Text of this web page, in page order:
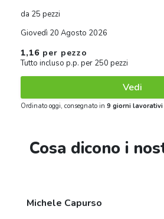
da 25 pezzi
Giovedì 20 Agosto 2026
1,16 per pezzo
Tutto incluso p.p. per 250 pezzi
Vedi
Ordinato oggi, consegnato in 9 giorni lavorativi
Cosa dicono i
Michele Capurso